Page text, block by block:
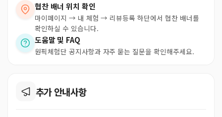
협찬 배너 위치 확인
마이페이지 → 내 체험 → 리뷰등록 하단에서 협찬 배너를
확인하실 수 있습니다.
도움말 및 FAQ
원픽체험단 공지사항과 자주 묻는 질문을 확인해주세요.
추가 안내사항